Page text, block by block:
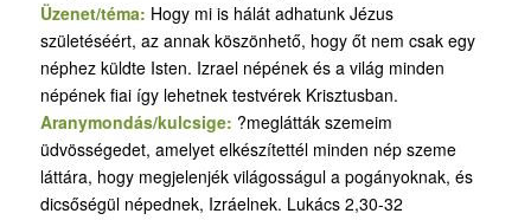
Üzenet/téma: Hogy mi is hálát adhatunk Jézus
születéséért, az annak köszönhető, hogy őt nem csak egy
néphez küldte Isten. Izrael népének és a világ minden
népének fiai így lehetnek testvérek Krisztusban.
Aranymondás/kulcsige: ?meglátták szemeim
üdvösségedet, amelyet elkészítettél minden nép szeme
láttára, hogy megjelenjék világosságul a pogányoknak, és
dicsőségül népednek, Izráelnek. Lukács 2,30-32